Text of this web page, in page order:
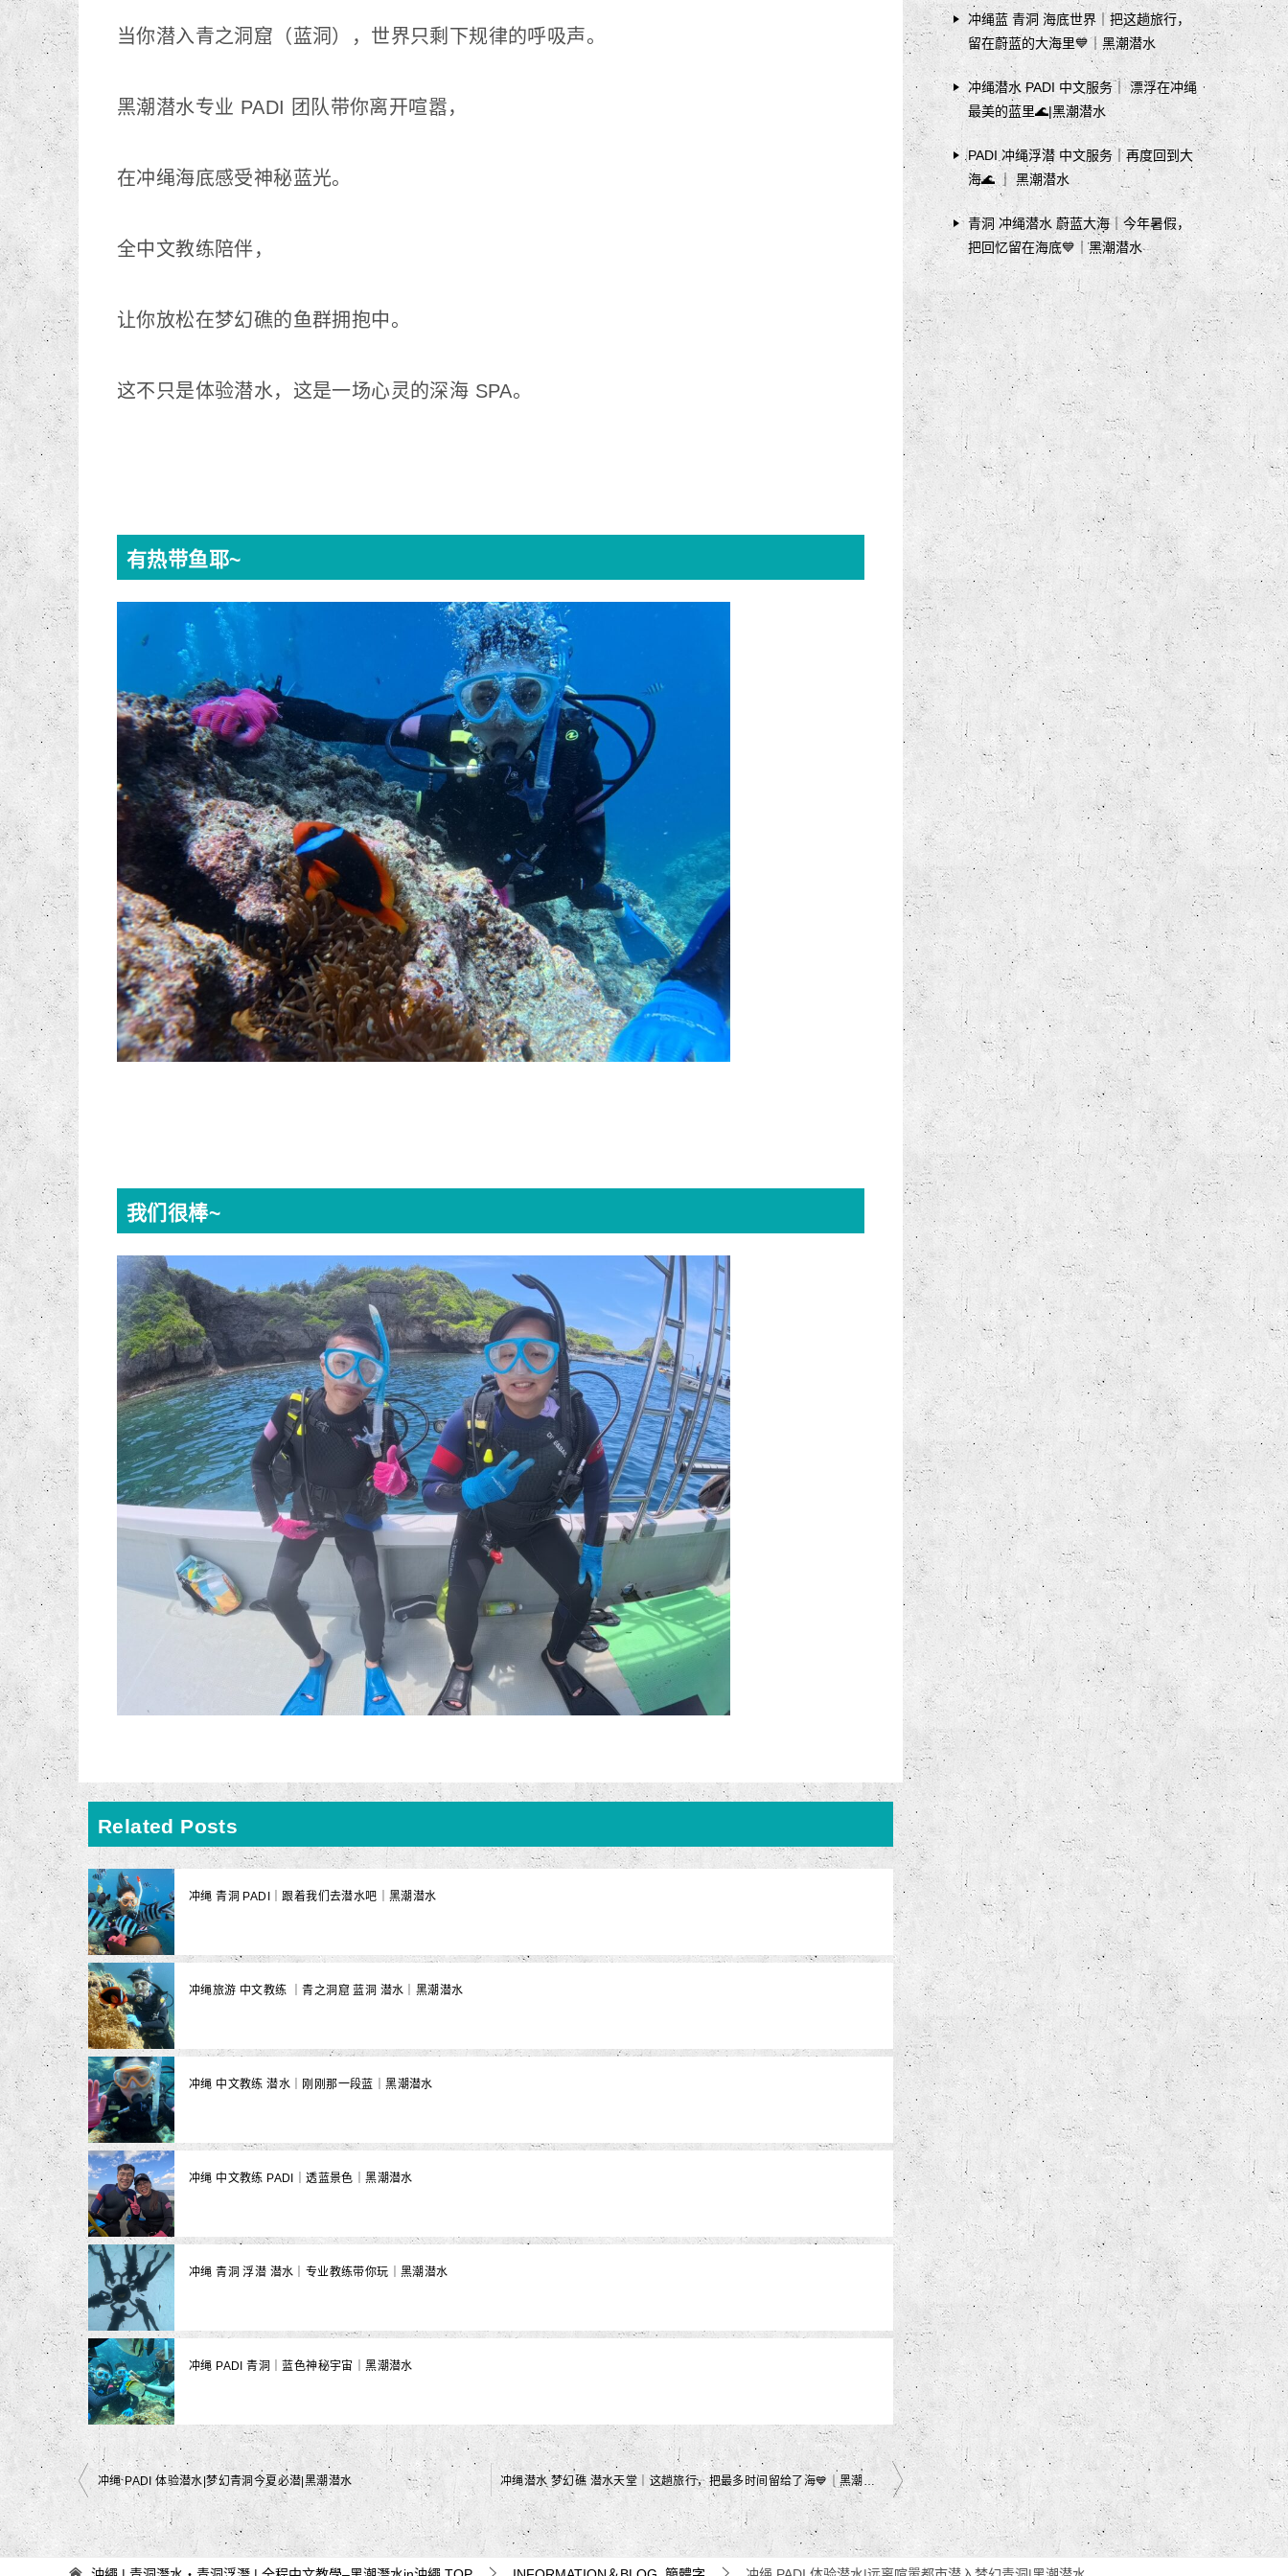
当你潜入青之洞窟（蓝洞），世界只剩下规律的呼吸声。
黑潮潜水专业 PADI 团队带你离开喧嚣，
在冲绳海底感受神秘蓝光。
全中文教练陪伴，
让你放松在梦幻礁的鱼群拥抱中。
这不只是体验潜水，这是一场心灵的深海 SPA。
有热带鱼耶~
我们很棒~
Related Posts
冲绳 青洞 PADI｜跟着我们去潜水吧｜黑潮潜水
冲绳旅游 中文教练 ｜青之洞窟 蓝洞 潜水｜黑潮潜水
冲绳 中文教练 潜水｜刚刚那一段蓝｜黑潮潜水
冲绳 中文教练 PADI｜透蓝景色｜黑潮潜水
冲绳 青洞 浮潜 潜水｜专业教练带你玩｜黑潮潜水
冲绳 PADI 青洞｜蓝色神秘宇宙｜黑潮潜水
文
章
导
航
冲绳 PADI 体验潜水|梦幻青洞今夏必潜|黑潮潜水 冲绳潜水 梦幻礁 潜水天堂｜这趟旅行，把最多时间留给了海💙｜黑潮潜水
冲绳蓝 青洞 海底世界｜把这趟旅行，
留在蔚蓝的大海里💙｜黑潮潜水
冲绳潜水 PADI 中文服务｜ 漂浮在冲绳
最美的蓝里🌊|黑潮潜水
PADI 冲绳浮潜 中文服务｜再度回到大
海🌊 ｜ 黑潮潜水
青洞 冲绳潜水 蔚蓝大海｜今年暑假，
把回忆留在海底💙｜黑潮潜水